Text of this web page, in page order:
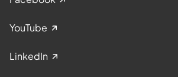
YouTube
LinkedIn